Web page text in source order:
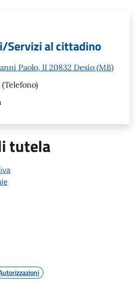
Servizi al cittadino
Paolo, II 20832 Desio (MB)
(Telefono)
tutela